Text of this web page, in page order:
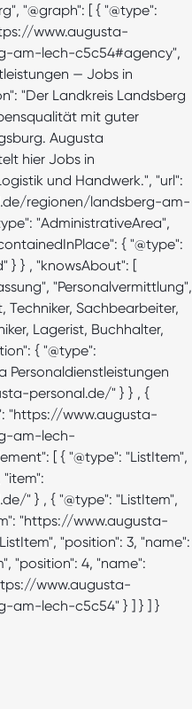
"@graph": [ { "@type":
www.augusta-
am-lech-c5c54#agency",
— Jobs in
"Der Landkreis Landsberg
mit guter
Augusta
hier Jobs in
und Handwerk.", "url":
regionen/landsberg-am-
"AdministrativeArea",
{ "@type":
} } , "knowsAbout": [
"Personalvermittlung",
Sachbearbeiter,
Lagerist, Buchhalter,
{ "@type":
Personaldienstleistungen
personal.de/" } } , {
"https://www.augusta-
am-lech-
[ { "@type": "ListItem",
"item":
" } , { "@type": "ListItem",
"https://www.augusta-
"position": 3, "name":
"position": 4, "name":
www.augusta-
am-lech-c5c54" } ] } ] }